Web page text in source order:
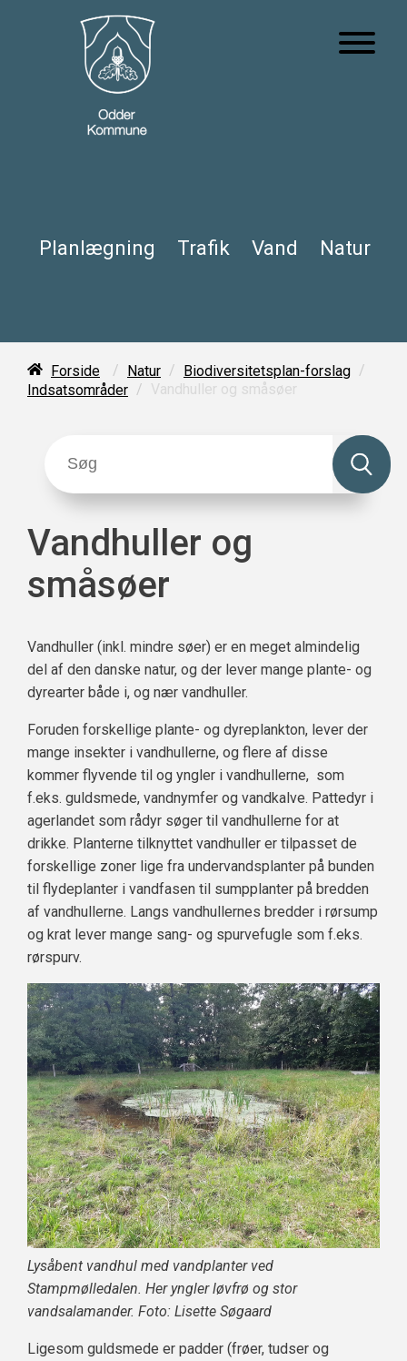
Planlægning Trafik Vand Natur
Forside / Natur / Biodiversitetsplan-forslag /
Indsatsområder / Vandhuller og småsøer
Vandhuller og
småsøer
Vandhuller (inkl. mindre søer) er en meget almindelig
del af den danske natur, og der lever mange plante- og
dyrearter både i, og nær vandhuller.
Foruden forskellige plante- og dyreplankton, lever der
mange insekter i vandhullerne, og flere af disse
kommer flyvende til og yngler i vandhullerne, som
f.eks. guldsmede, vandnymfer og vandkalve. Pattedyr i
agerlandet som rådyr søger til vandhullerne for at
drikke. Planterne tilknyttet vandhuller er tilpasset de
forskellige zoner lige fra undervandsplanter på bunden
til flydeplanter i vandfasen til sumpplanter på bredden
af vandhullerne. Langs vandhullernes bredder i rørsump
og krat lever mange sang- og spurvefugle som f.eks.
rørspurv.
Lysåbent vandhul med vandplanter ved
Stampmølledalen. Her yngler løvfrø og stor
vandsalamander. Foto: Lisette Søgaard
Ligesom guldsmede er padder (frøer, tudser og